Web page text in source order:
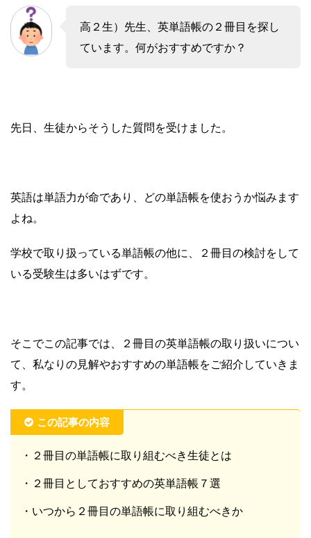
高２生）先生、英単語帳の２冊目を探し
ています。何がおすすめですか？
先日、生徒からそうした質問を受けました。
英語は単語力が命であり、どの単語帳を使おうか悩みます
よね。
学校で取り扱っている単語帳の他に、２冊目の検討をして
いる受験生は多いはずです。
そこでこの記事では、２冊目の英単語帳の取り扱いについ
て、私なりの見解やおすすめの単語帳をご紹介していきま
す。
この記事の内容
・２冊目の単語帳に取り組むべき生徒とは
・２冊目としておすすめの英単語帳７選
・いつから２冊目の単語帳に取り組むべきか